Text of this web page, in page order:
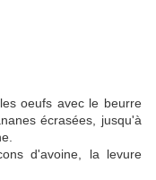
oeufs avec le beurre
écrasées, jusqu'à
d'avoine, la levure